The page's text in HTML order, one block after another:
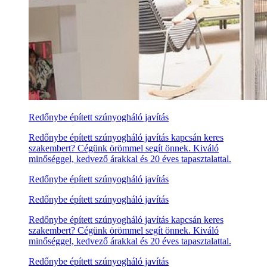
Redőnybe épített szúnyogháló javítás
Redőnybe épített szúnyogháló javítás kapcsán keres
szakembert? Cégünk örömmel segít önnek. Kiváló
minőséggel, kedvező árakkal és 20 éves tapasztalattal.
Redőnybe épített szúnyogháló javítás
Redőnybe épített szúnyogháló javítás
Redőnybe épített szúnyogháló javítás kapcsán keres
szakembert? Cégünk örömmel segít önnek. Kiváló
minőséggel, kedvező árakkal és 20 éves tapasztalattal.
Redőnybe épített szúnyogháló javítás